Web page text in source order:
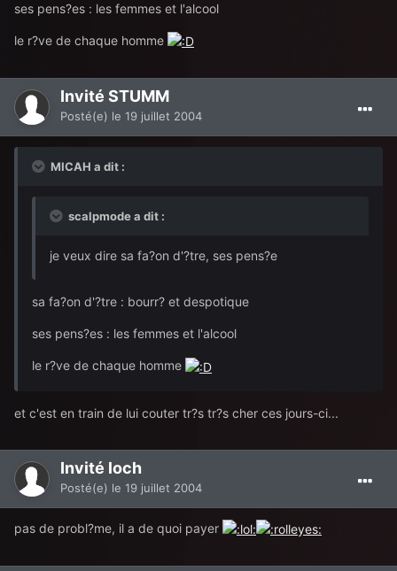
ses pens?es : les femmes et l'alcool
le r?ve de chaque homme
Invité STUMM
Posté(e) le 19 juillet 2004
MICAH a dit :
scalpmode a dit :
je veux dire sa fa?on d'?tre, ses pens?e
sa fa?on d'?tre : bourr? et despotique
ses pens?es : les femmes et l'alcool
le r?ve de chaque homme
et c'est en train de lui couter tr?s tr?s cher ces jours-ci...
Invité loch
Posté(e) le 19 juillet 2004
pas de probl?me, il a de quoi payer